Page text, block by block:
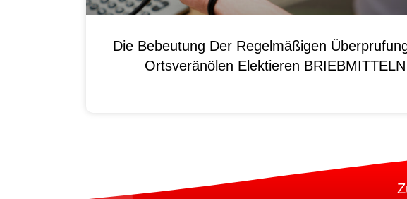
Die Bebeutung Der Regelmäßigen
Ortsveränölen Elektieren BRIEBMITTELN